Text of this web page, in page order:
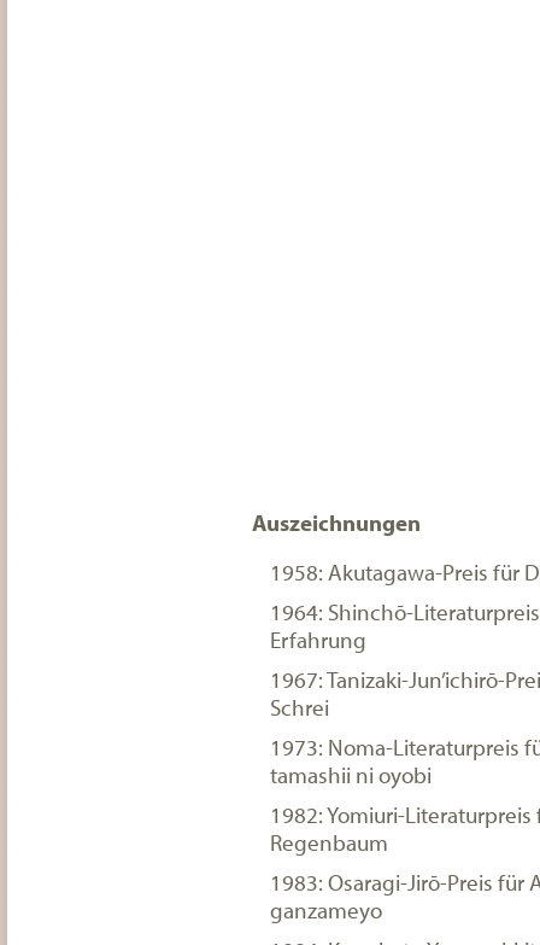
Auszeichnungen
1958: Akutagawa-Preis für
1964: Shinchō-
Erfahrung
1967: Tanizaki-Jun’ichirō-
Schrei
1973: Noma-Literaturpreis
tamashii ni oyobi
1982: Yomiuri-
Regenbaum
1983: Osaragi-Jirō-Preis für
ganzameyo